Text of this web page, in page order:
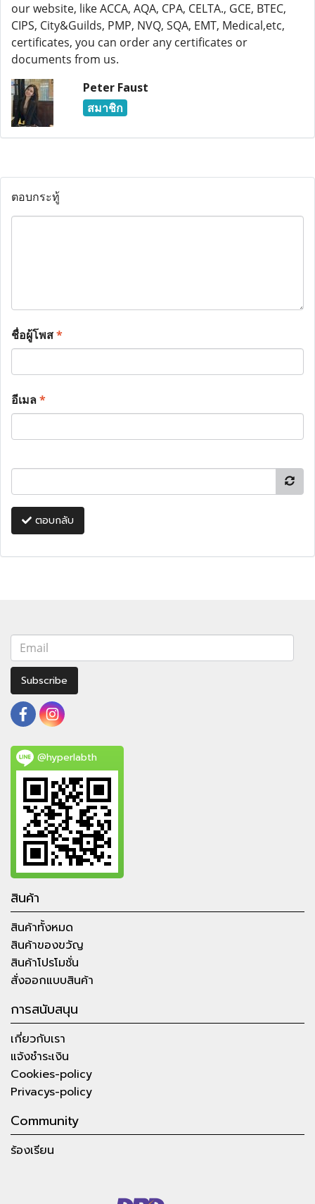
our website, like ACCA, AQA, CPA, CELTA., GCE, BTEC,
CIPS, City&Guilds, PMP, NVQ, SQA, EMT, Medical,etc,
certificates, you can order any certificates or
documents from us.
Peter Faust
สมาชิก
ตอบกระทู้
ชื่อผู้โพส*
อีเมล*
ตอบกลับ
Subscribe
@hyperlabth
สินค้า
สินค้าทั้งหมด
สินค้าของขวัญ
สินค้าโปรโมชั่น
สั่งออกแบบสินค้า
การสนับสนุน
เกี่ยวกับเรา
แจ้งชำระเงิน
Cookies-policy
Privacys-policy
Community
ร้องเรียน